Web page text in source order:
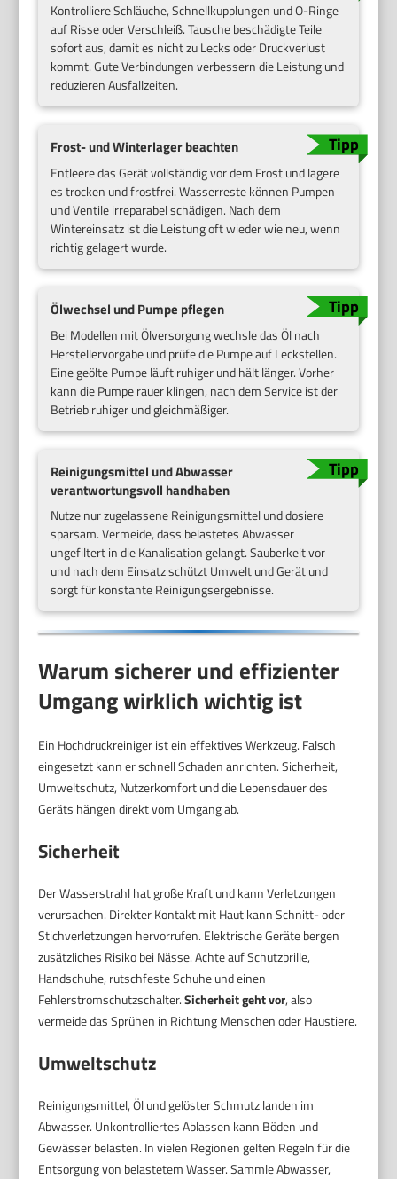
Kontrolliere Schläuche, Schnellkupplungen und O-Ringe
auf Risse oder Verschleiß. Tausche beschädigte Teile
sofort aus, damit es nicht zu Lecks oder Druckverlust
kommt. Gute Verbindungen verbessern die Leistung und
reduzieren Ausfallzeiten.
Frost- und Winterlager beachten
Entleere das Gerät vollständig vor dem Frost und lagere
es trocken und frostfrei. Wasserreste können Pumpen
und Ventile irreparabel schädigen. Nach dem
Wintereinsatz ist die Leistung oft wieder wie neu, wenn
richtig gelagert wurde.
Ölwechsel und Pumpe pflegen
Bei Modellen mit Ölversorgung wechsle das Öl nach
Herstellervorgabe und prüfe die Pumpe auf Leckstellen.
Eine geölte Pumpe läuft ruhiger und hält länger. Vorher
kann die Pumpe rauer klingen, nach dem Service ist der
Betrieb ruhiger und gleichmäßiger.
Reinigungsmittel und Abwasser
verantwortungsvoll handhaben
Nutze nur zugelassene Reinigungsmittel und dosiere
sparsam. Vermeide, dass belastetes Abwasser
ungefiltert in die Kanalisation gelangt. Sauberkeit vor
und nach dem Einsatz schützt Umwelt und Gerät und
sorgt für konstante Reinigungsergebnisse.
Warum sicherer und effizienter
Umgang wirklich wichtig ist
Ein Hochdruckreiniger ist ein effektives Werkzeug. Falsch
eingesetzt kann er schnell Schaden anrichten. Sicherheit,
Umweltschutz, Nutzerkomfort und die Lebensdauer des
Geräts hängen direkt vom Umgang ab.
Sicherheit
Der Wasserstrahl hat große Kraft und kann Verletzungen
verursachen. Direkter Kontakt mit Haut kann Schnitt- oder
Stichverletzungen hervorrufen. Elektrische Geräte bergen
zusätzliches Risiko bei Nässe. Achte auf Schutzbrille,
Handschuhe, rutschfeste Schuhe und einen
Fehlerstromschutzschalter.Sicherheit geht vor, also
vermeide das Sprühen in Richtung Menschen oder Haustiere.
Umweltschutz
Reinigungsmittel, Öl und gelöster Schmutz landen im
Abwasser. Unkontrolliertes Ablassen kann Böden und
Gewässer belasten. In vielen Regionen gelten Regeln für die
Entsorgung von belastetem Wasser. Sammle Abwasser,